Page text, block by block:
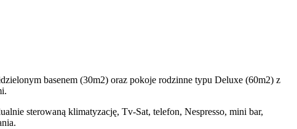
basenem (30m2) oraz pokoje rodzinne typu Deluxe (60m2) z
sterowaną klimatyzację, Tv-Sat, telefon, Nespresso, mini bar,